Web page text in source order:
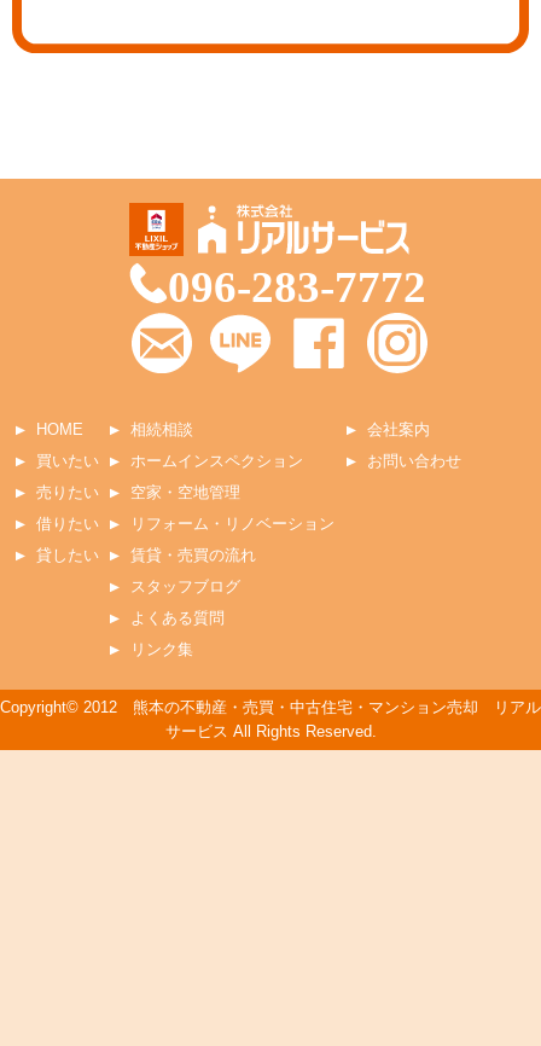
096-283-7772
HOME
買いたい
売りたい
借りたい
貸したい
相続相談
ホームインスペクション
空家・空地管理
リフォーム・リノベーション
賃貸・売買の流れ
スタッフブログ
よくある質問
リンク集
会社案内
お問い合わせ
Copyright© 2012 熊本の不動産・売買・中古住宅・マンション売却 リアル
サービス All Rights Reserved.